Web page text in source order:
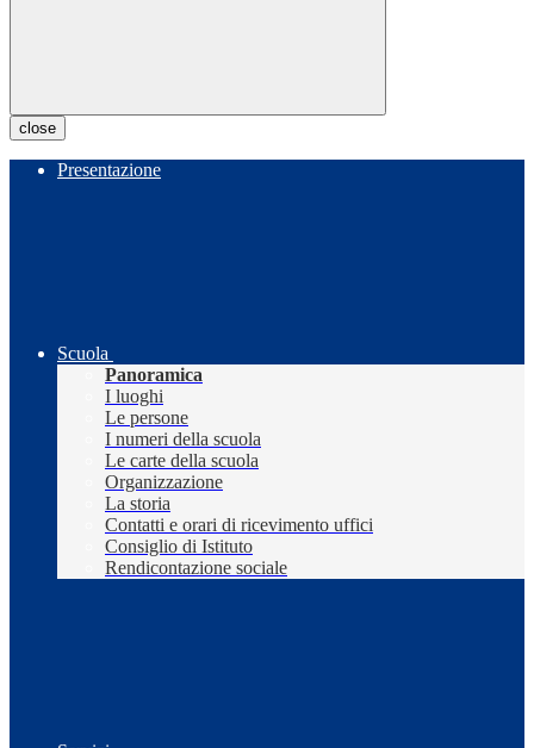
close
Presentazione
Scuola
Panoramica
I luoghi
Le persone
I numeri della scuola
Le carte della scuola
Organizzazione
La storia
Contatti e orari di ricevimento uffici
Consiglio di Istituto
Rendicontazione sociale